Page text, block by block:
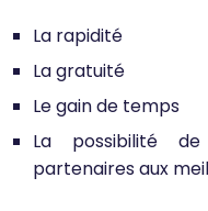
La rapidité
La gratuité
Le gain de temps
La possibilité
partenaires aux